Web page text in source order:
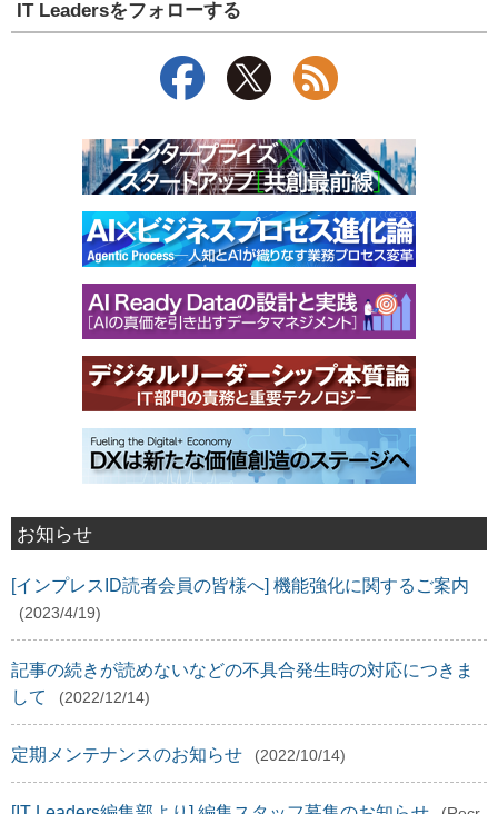
IT Leadersをフォローする
お知らせ
[インプレスID読者会員の皆様へ] 機能強化に関するご案内
(2023/4/19)
記事の続きが読めないなどの不具合発生時の対応につきま
して
(2022/12/14)
定期メンテナンスのお知らせ (2022/10/14)